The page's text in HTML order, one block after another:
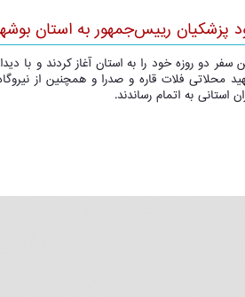
پزشکیان رییس‌جمهور به استان
سفر دو روزه خود را به استان آغاز کردند و با
فلات قاره و صدرا و همچنین از نیروگاه
به اتمام رساندند.